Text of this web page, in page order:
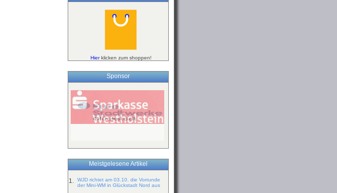
Hierklicken zum shoppen!
Sponsor
Meistgelesene Artikel
1.
WJD richtet am 03.10. die Vorrunde
der Mini-WM in Glückstadt Nord aus